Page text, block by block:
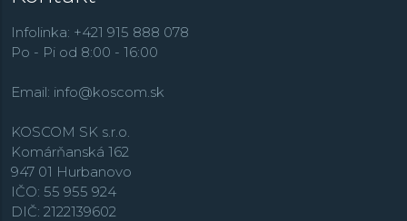
Infolinka: +421 915 888 078
Po - Pi od 8:00 - 16:00
Email: info@koscom.sk
KOSCOM SK s.r.o.
Komárňanská 162
947 01 Hurbanovo
IČO: 55 955 924
DIČ: 2122139602